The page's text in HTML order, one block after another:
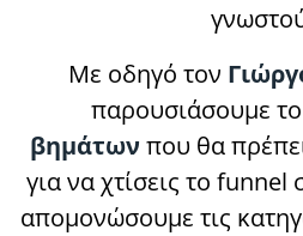
Με οδηγό τον
παρουσιάσουμε
βημάτων που θα
για να χτίσεις το
απομονώσουμε τις